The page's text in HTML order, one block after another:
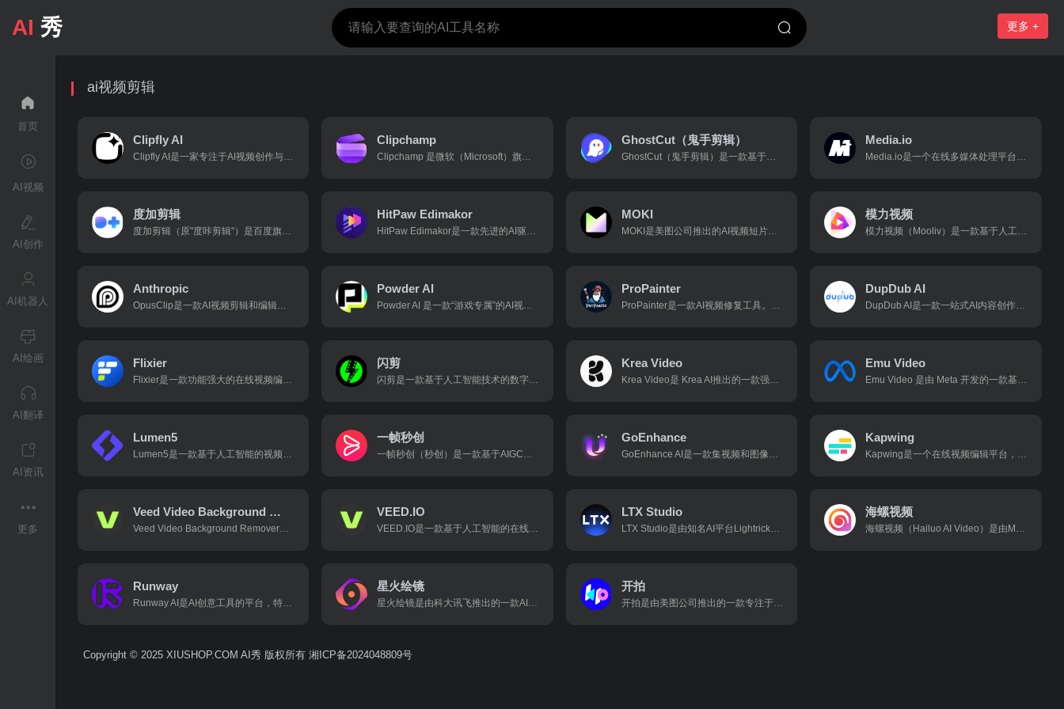
AI 秀 更多 +
首页
AI视频
AI创作
AI机器人
AI绘画
AI翻译
AI资讯
更多
ai视频剪辑
Clipfly AI
Clipfly AI是一家专注于AI视频创作与智能剪辑的在线平台，定位为"AI 驱动的视频制作助手"，主要面向内容创作者、营销人员和中小企业提供一站式视频生产工具。
Clipchamp
Clipchamp 是微软（Microsoft）旗下的视频编辑软件，最初由澳大利亚创业公司于2013年开发，2021年被微软收购，现已成为 Windows 11 的默认视频编辑器 。它是一款基于浏览器的在线视频编辑工具，同时也提供Windows 桌面应用和 iOS 移动应用，旨在让视频
GhostCut（鬼手剪辑）
GhostCut（鬼手剪辑）是一款基于人工智能技术的智能视频剪辑工具。它专注于为视频创作者、商家和MCN机构提供高效、便捷的视频编辑解决方案，通过先进的AI技术，实现视频去字幕、视频翻译、视频混剪等复杂操作的自动化处理。
Media.io
Media.io是一个在线多媒体处理平台，它为用户提供了一系列便捷的工具和服务，用于处理各种类型的多媒体文件
度加剪辑
度加剪辑（原"度咔剪辑"）是百度旗下的一款全流程AI创作工具，专为视频创作者设计，特别面向自媒体口播视频创作者。
HitPaw Edimakor
HitPaw Edimakor是一款先进的AI驱动的视频编辑软件，旨在简化从初学者到专业人士的视频创作过程。凭借其直观的界面和强大的 AI 功能，Edimakor 允许用户在几分钟内创建令人惊叹的视频。
MOKI
MOKI是美图公司推出的AI视频短片创作平台，专注于辅助视频创作者打造动画短片、网文短剧、故事绘本和音乐视频（MV）。MOKI基于美图自研的奇想智能大模型（MiracleVision），通过智能剪辑、自动配乐、音效添加和字幕生成等功能，大幅简化视频制
模力视频
模力视频（Mooliv）是一款基于人工智能技术的在线视频编辑平台，旨在为用户提供高效、智能的视频创作解决方案。
Anthropic
OpusClip是一款AI视频剪辑和编辑工具，旨在帮助用户快速将长视频内容转化为适合社交媒体平台传播的短视频。
Powder AI
Powder AI 是一款“游戏专属”的AI视频剪辑软件，核心价值是“把数小时直播/录像自动剪成几十条可秒发社交平台的高光短片”。
ProPainter
ProPainter是一款AI视频修复工具。它结合了先进的图像修复和特征修复技术，以及高效的Transformer机制，能够高质量地修复和编辑视频内容。
DupDub AI
DupDub AI是一款一站式AI内容创作平台，专注于文本转语音（TTS）、语音克隆与视频配音等功能，旨在帮助创作者、教育者、营销人员及企业高效制作高质量的视频、音频和文本内容。
Flixier
Flixier是一款功能强大的在线视频编辑工具，专为创作者、营销人员、教育者和企业设计，旨在提供快速、高效且易于使用的视频编辑体验。它结合了云技术和人工智能，支持实时协作和多种智能编辑功能。
闪剪
闪剪是一款基于人工智能技术的数字人短视频营销创作工具。它旨在帮助用户和企业轻松高效地制作和发布短视频内容，提升视频创作的效率和质量。
Krea Video
Krea Video是 Krea AI推出的一款强大的AI视频生成工具，结合了关键帧图像和文本提示，帮助用户制作个性化视频。用户可以通过在时间轴上灵活调整关键帧和文本提示，精确控制视频内容的视觉效果和叙事风格。
Emu Video
Emu Video 是由 Meta 开发的一款基于人工智能的视频生成工具，能够将文本、图像或图文组合输入转化为视频。Emu Video使用扩散模型根据文本提示创建视频，首先生成图像，然后根据文本和生成的图像创建视频。
Lumen5
Lumen5是一款基于人工智能的视频创作平台，专为品牌、企业和内容创作者设计，旨在帮助用户快速将文本内容转化为高质量的视频。
一帧秒创
一帧秒创（秒创）是一款基于AIGC（人工智能生成内容）引擎的智能内容创作平台。它通过强大的AI技术，为创作者和机构提供包括文字续写、文字转语音、文生图、图文转视频等多种创作服务。
GoEnhance
GoEnhance AI是一款集视频和图像处理功能于一体的人工智能平台，专注于视频风格转换、图像增强和放大，以及创意编辑功能。该平台利用先进的 AI 技术，帮助用户提升视频和图片的质量，实现创意编辑，释放创作潜力。
Kapwing
Kapwing是一个在线视频编辑平台，旨在帮助用户更高效地创建和编辑视频内容。它通过提供一系列自动化工具和模板，简化了视频创作过程，使团队能够在一个集中的内容中心进行协作。
Veed Video Background Remover
Veed Video Background Remover是一款基于人工智能技术的在线视频背景移除工具，由全球领先的视频编辑平台 VEED.IO 推出。它能够快速、准确地去除视频中的背景，并允许用户将其替换为自定义的图片、颜色或动态视频。
VEED.IO
VEED.IO是一款基于人工智能的在线视频编辑平台，旨在简化视频创作过程，使用户无需专业技能即可轻松制作高质量的视频内容。该平台集成了多种 AI 技术，提供了从视频编辑到协作分享的一站式解决方案。
LTX Studio
LTX Studio是由知名AI平台Lightricks（Facetune、Videoleap 和 Photoleap 背后的公司）推出的一款创新的生成式 AI 电影制作和视频生成平台。它允许用户仅通过输入文本描述，即可生成超过 25 秒的微电影视频。
海螺视频
海螺视频（Hailuo AI Video）是由MiniMax公司开发的一款人工智能视频生成工具，旨在通过先进的 AI 技术帮助用户快速生成高质量的视频内容。海螺视频基于自研的T2V-01-Director 模型，支持文生视频功能，用户只需输入关键词或短句，即可生成包含丰富
Runway
Runway AI是AI创意工具的平台，特别适用于视频编辑、图像处理和文本生成等内容创作。其核心功能是利用AI技术帮助用户快速生成高质量的视频内容，无需专业的摄影设备和高级的剪辑技巧。
星火绘镜
星火绘镜是由科大讯飞推出的一款AI短视频创作平台，能够将用户输入的文本描述自动转换成视频内容，如短剧、预告片、音乐视频等。
开拍
开拍是由美图公司推出的一款专注于口播视频制作的AI工具，可帮助口播视频创作者从脚本灵感到高清画质拍摄、视频人像精修、后期智能剪辑全链路的影像生产力的工具，十分钟制作高质量口
Copyright © 2025 XIUSHOP.COM AI秀 版权所有 湘ICP备2024048809号